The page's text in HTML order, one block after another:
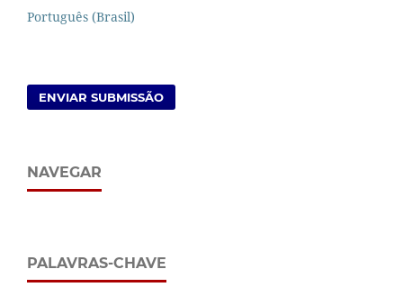
Português (Brasil)
ENVIAR SUBMISSÃO
NAVEGAR
PALAVRAS-CHAVE